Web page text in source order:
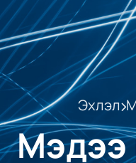
Эхлэл
Мэдээ